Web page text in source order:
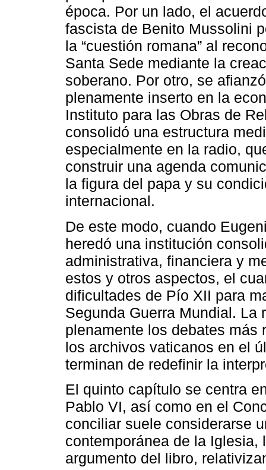
época. Por un lado, el
fascista de Benito Mussolini
la “cuestión romana” al
Santa Sede mediante la
soberano. Por otro, se
plenamente inserto en la
Instituto para las Obras de
consolidó una estructura
especialmente en la radio,
construir una agenda
la figura del papa y su
internacional.
De este modo, cuando
heredó una institución
administrativa, financiera y
estos y otros aspectos, el
dificultades de Pío XII para
Segunda Guerra Mundial. La
plenamente los debates más
los archivos vaticanos en el
terminan de redefinir la
El quinto capítulo se centra
Pablo VI, así como en el
conciliar suele considerarse
contemporánea de la
argumento del libro,